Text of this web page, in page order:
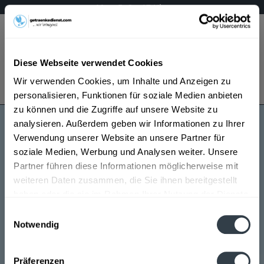
Diese Webseite verwendet Cookies
Wir verwenden Cookies, um Inhalte und Anzeigen zu
personalisieren, Funktionen für soziale Medien anbieten
zu können und die Zugriffe auf unsere Website zu
analysieren. Außerdem geben wir Informationen zu Ihrer
Verwendung unserer Website an unsere Partner für
soziale Medien, Werbung und Analysen weiter. Unsere
Partner führen diese Informationen möglicherweise mit
weiteren Daten zusammen, die Sie ihnen bereitgestellt
Notwendig
Präferenzen
Mo – Fr 9 – 17 Uhr
Menü
Bestellung widerrufen
Es gilt unsere Datenschutzerklärung
Magnesia
Magnesia wird in den folgenden Regionen, Städten,